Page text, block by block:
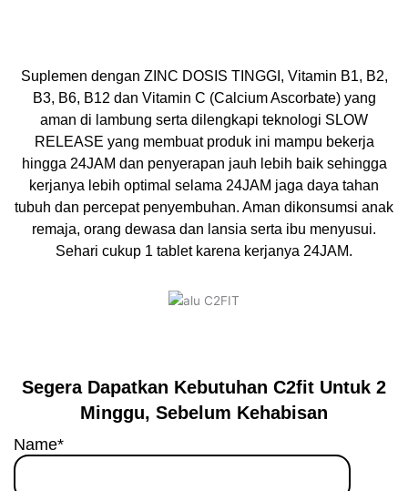
Suplemen dengan ZINC DOSIS TINGGI, Vitamin B1, B2,
B3, B6, B12 dan Vitamin C (Calcium Ascorbate) yang
aman di lambung serta dilengkapi teknologi SLOW
RELEASE yang membuat produk ini mampu bekerja
hingga 24JAM dan penyerapan jauh lebih baik sehingga
kerjanya lebih optimal selama 24JAM jaga daya tahan
tubuh dan percepat penyembuhan. Aman dikonsumsi anak
remaja, orang dewasa dan lansia serta ibu menyusui.
Sehari cukup 1 tablet karena kerjanya 24JAM.
Segera Dapatkan Kebutuhan C2fit Untuk 2
Minggu, Sebelum Kehabisan
Name*